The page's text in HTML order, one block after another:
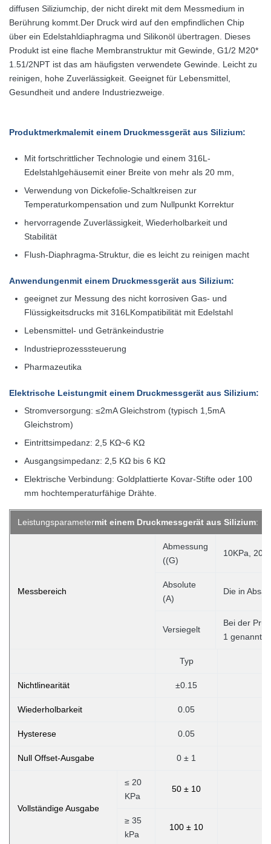
diffusen Siliziumchip, der nicht direkt mit dem Messmedium in
Berührung kommt.Der Druck wird auf den empfindlichen Chip
über ein Edelstahldiaphragma und Silikonöl übertragen. Dieses
Produkt ist eine flache Membranstruktur mit Gewinde, G1/2 M20*
1.51/2NPT ist das am häufigsten verwendete Gewinde. Leicht zu
reinigen, hohe Zuverlässigkeit. Geeignet für Lebensmittel,
Gesundheit und andere Industriezweige.
Produktmerkmalemit einem Druckmessgerät aus Silizium:
Mit fortschrittlicher Technologie und einem 316L-
Edelstahlgehäusemit einer Breite von mehr als 20 mm,
Verwendung von Dickefolie-Schaltkreisen zur
Temperaturkompensation und zum Nullpunkt Korrektur
hervorragende Zuverlässigkeit, Wiederholbarkeit und
Stabilität
Flush-Diaphragma-Struktur, die es leicht zu reinigen macht
Anwendungenmit einem Druckmessgerät aus Silizium:
geeignet zur Messung des nicht korrosiven Gas- und
Flüssigkeitsdrucks mit 316L Kompatibilität mit Edelstahl
Lebensmittel- und Getränkeindustrie
Industrieprozesssteuerung
Pharmazeutika
Elektrische Leistungmit einem Druckmessgerät aus Silizium:
Stromversorgung: ≤2mA Gleichstrom (typisch 1,5mA
Gleichstrom)
Eintrittsimpedanz: 2,5 KΩ~6 KΩ
Ausgangsimpedanz: 2,5 KΩ bis 6 KΩ
Elektrische Verbindung: Goldplattierte Kovar-Stifte oder 100
mm hochtemperaturfähige Drähte.
Leistungsparametermit einem Druckmessgerät aus Silizium:
Messbereich
Abmessung
((G)
10KPa,
Absolute
(A)
Die in
Versiegelt
Bei der
1 genannte
Typ
Nichtlinearität ±0.15
Wiederholbarkeit 0.05
Hysterese 0.05
Null Offset-Ausgabe 0 ± 1
Vollständige Ausgabe
≤ 20
KPa
50 ± 10
≥ 35
kPa
100 ± 10